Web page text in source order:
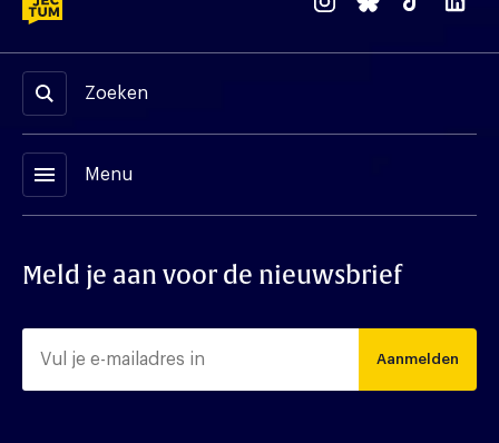
Zoeken
menu Menu
Meld je aan voor de nieuwsbrief
Aanmelden